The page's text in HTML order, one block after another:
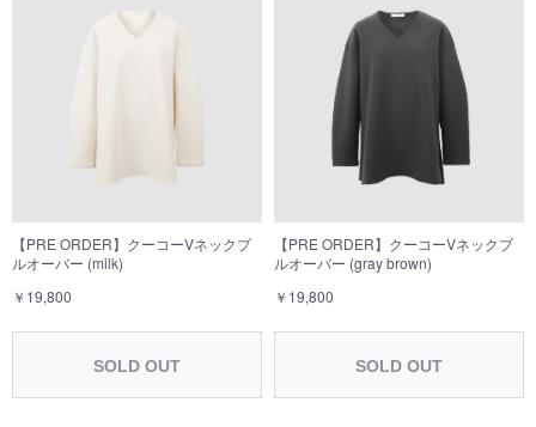
【PRE ORDER】クーコーVネックプ
ルオーバー (milk)
￥19,800
SOLD OUT
【PRE ORDER】クーコーVネックプ
ルオーバー (gray brown)
￥19,800
SOLD OUT